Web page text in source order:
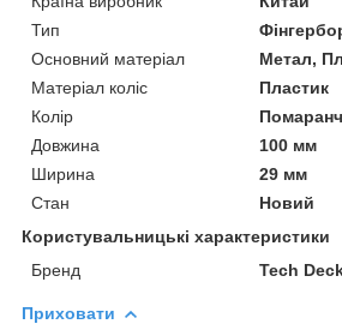
Тип
Основний матеріал
Метал,
Матеріал коліс
Пластик
Колір
Довжина
100 мм
Ширина
29 мм
Стан
Новий
Користувальницькі характеристики
Бренд
Tech
Приховати